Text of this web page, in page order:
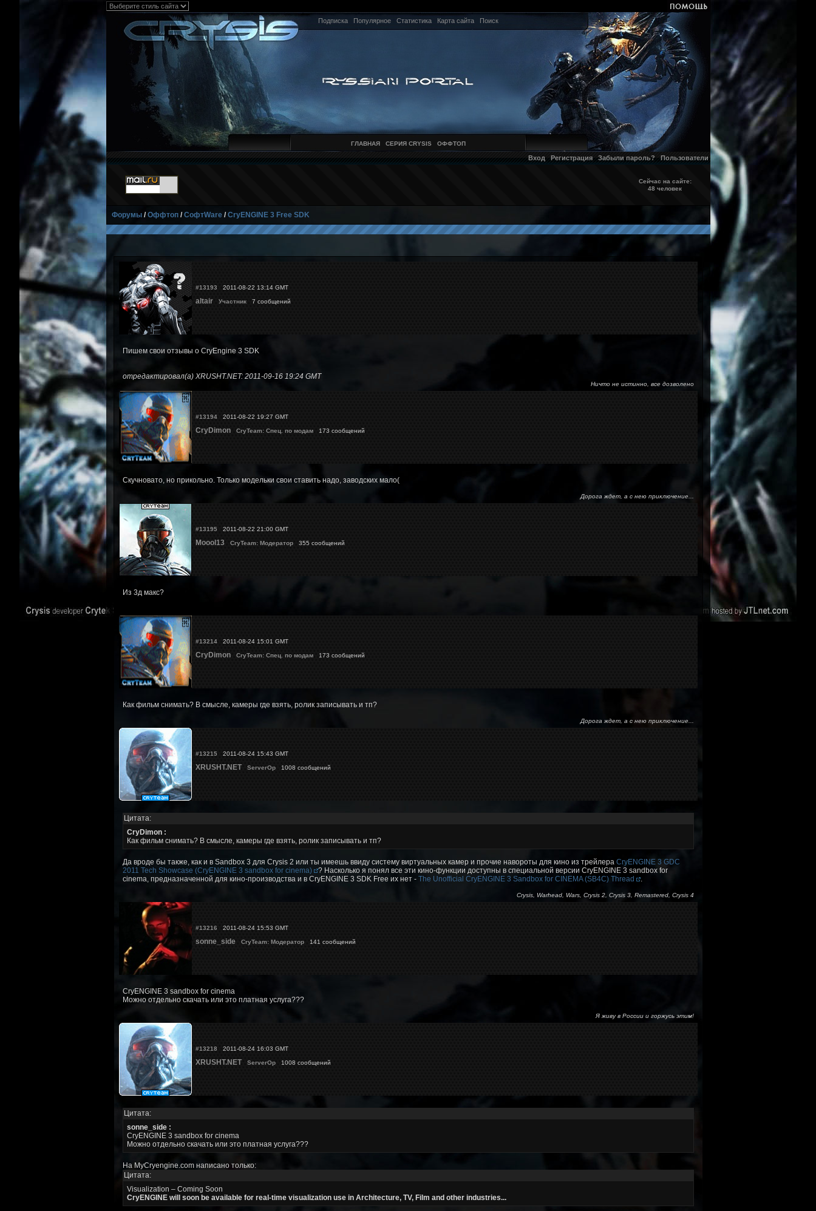
Подписка Популярное Статистика Карта сайта Поиск
ГЛАВНАЯ СЕРИЯ CRYSIS ОФФТОП
Вход Регистрация Забыли пароль? Пользователи
Сейчас на сайте:
48 человек
Форумы/Оффтоп/СофтWare/CryENGINE 3 Free SDK
#13193 2011-08-22 13:14 GMT
altair Участник7 сообщений
Пишем свои отзывы о CryEngine 3 SDK
отредактировал(а) XRUSHT.NET: 2011-09-16 19:24 GMT
Ничто не истинно, все дозволено
#131942011-08-22 19:27 GMT
CryDimon CryTeam: Спец. по модам173 сообщений
Скучновато, но прикольно. Только модельки свои ставить надо, заводских мало(
Дорога ждет, а с нею приключение...
#131952011-08-22 21:00 GMT
Moool13 CryTeam: Модератор355 сообщений
Из 3д макс?
#132142011-08-24 15:01 GMT
CryDimon CryTeam: Спец. по модам173 сообщений
Как фильм снимать? В смысле, камеры где взять, ролик записывать и тп?
Дорога ждет, а с нею приключение...
#132152011-08-24 15:43 GMT
XRUSHT.NET ServerOp1008 сообщений
Цитата:
CryDimon :
Как фильм снимать? В смысле, камеры где взять, ролик записывать и тп?
Да вроде бы также, как и в Sandbox 3 для Crysis 2 или ты имеешь ввиду систему виртуальных камер и прочие навороты для кино из трейлера CryENGINE 3 GDC
2011 Tech Showcase (CryENGINE 3 sandbox for cinema)
? Насколько я понял все эти кино-функции доступны в специальной версии CryENGINE 3 sandbox for
cinema, предназначенной для кино-производства и в CryENGINE 3 SDK Free их нет - The Unofficial CryENGINE 3 Sandbox for CINEMA (SB4C) Thread .
Crysis, Warhead, Wars, Crysis 2, Crysis 3, Remastered, Crysis 4
#13216 2011-08-24 15:53 GMT
sonne_side CryTeam: Модератор141 сообщений
CryENGINE 3 sandbox for cinema
Можно отдельно скачать или это платная услуга???
Я живу в России и горжусь этим!
#13218 2011-08-24 16:03 GMT
XRUSHT.NET ServerOp1008 сообщений
Цитата:
sonne_side :
CryENGINE 3 sandbox for cinema
Можно отдельно скачать или это платная услуга???
На MyCryengine.com написано только:
Цитата:
Visualization – Coming Soon
CryENGINE will soon be available for real-time visualization use in Architecture, TV, Film and other industries...